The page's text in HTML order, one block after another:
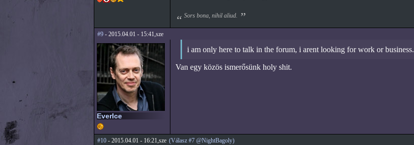
Sors bona, nihil aliud.
#9- 2015.04.01 - 15:41,sze
EverIce
i am only here to talk in the forum, i arent looking for work or business.
Van egy közös ismerősünk holy shit.
#10- 2015.04.01 - 16:21,sze (Válasz #7 @NightBagoly)